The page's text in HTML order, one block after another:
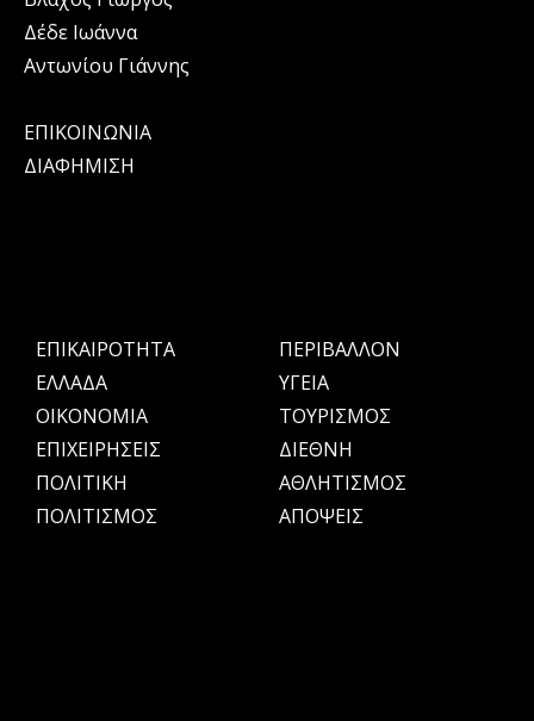
Δέδε Ιωάννα
Αντωνίου Γιάννης
ΕΠΙΚΟΙΝΩΝΙΑ
ΔΙΑΦΗΜΙΣΗ
ΕΠΙΚΑΙΡΟΤΗΤΑ
ΕΛΛΑΔΑ
OIKONOMIA
ΕΠΙΧΕΙΡΗΣΕΙΣ
ΠΟΛΙΤΙΚΗ
ΠΟΛΙΤΙΣΜΟΣ
ΠΕΡΙΒΑΛΛΟΝ
ΥΓΕΙΑ
ΤΟΥΡΙΣΜΟΣ
ΔΙΕΘΝΗ
ΑΘΛΗΤΙΣΜΟΣ
ΑΠΟΨΕΙΣ